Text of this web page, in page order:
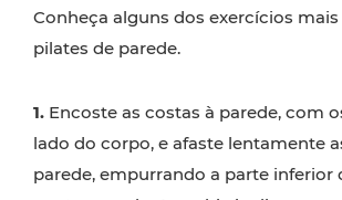
Conheça alguns dos exercícios
pilates de parede.
1. Encoste as costas à parede, com
lado do corpo, e afaste lentamente
parede, empurrando a parte inferior